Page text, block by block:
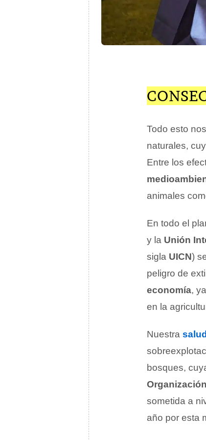
Todo esto
naturales,
Entre los
animales
En todo el
y la Unión
sigla UICN)
peligro de
economía,
en la
Nuestra
bosques,
sometida a
año por esta